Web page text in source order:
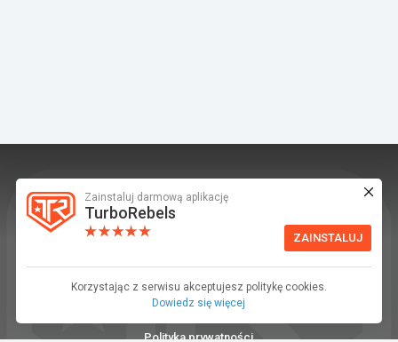
Zainstaluj darmową aplikację
TurboRebels
ZAINSTALUJ
Korzystając z serwisu akceptujesz politykę cookies.
Dowiedz się więcej
TurboRebels to platforma społecznościowa i
aplikacja mobilna dla fanów motoryzacji.
Regulamin
Polityka prywatności